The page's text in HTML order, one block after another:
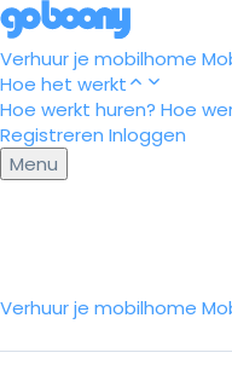
Verhuur je mobilhome
Hoe het werkt
Hoe werkt huren? Hoe
Registreren Inloggen
Menu
Verhuur je mobilhome